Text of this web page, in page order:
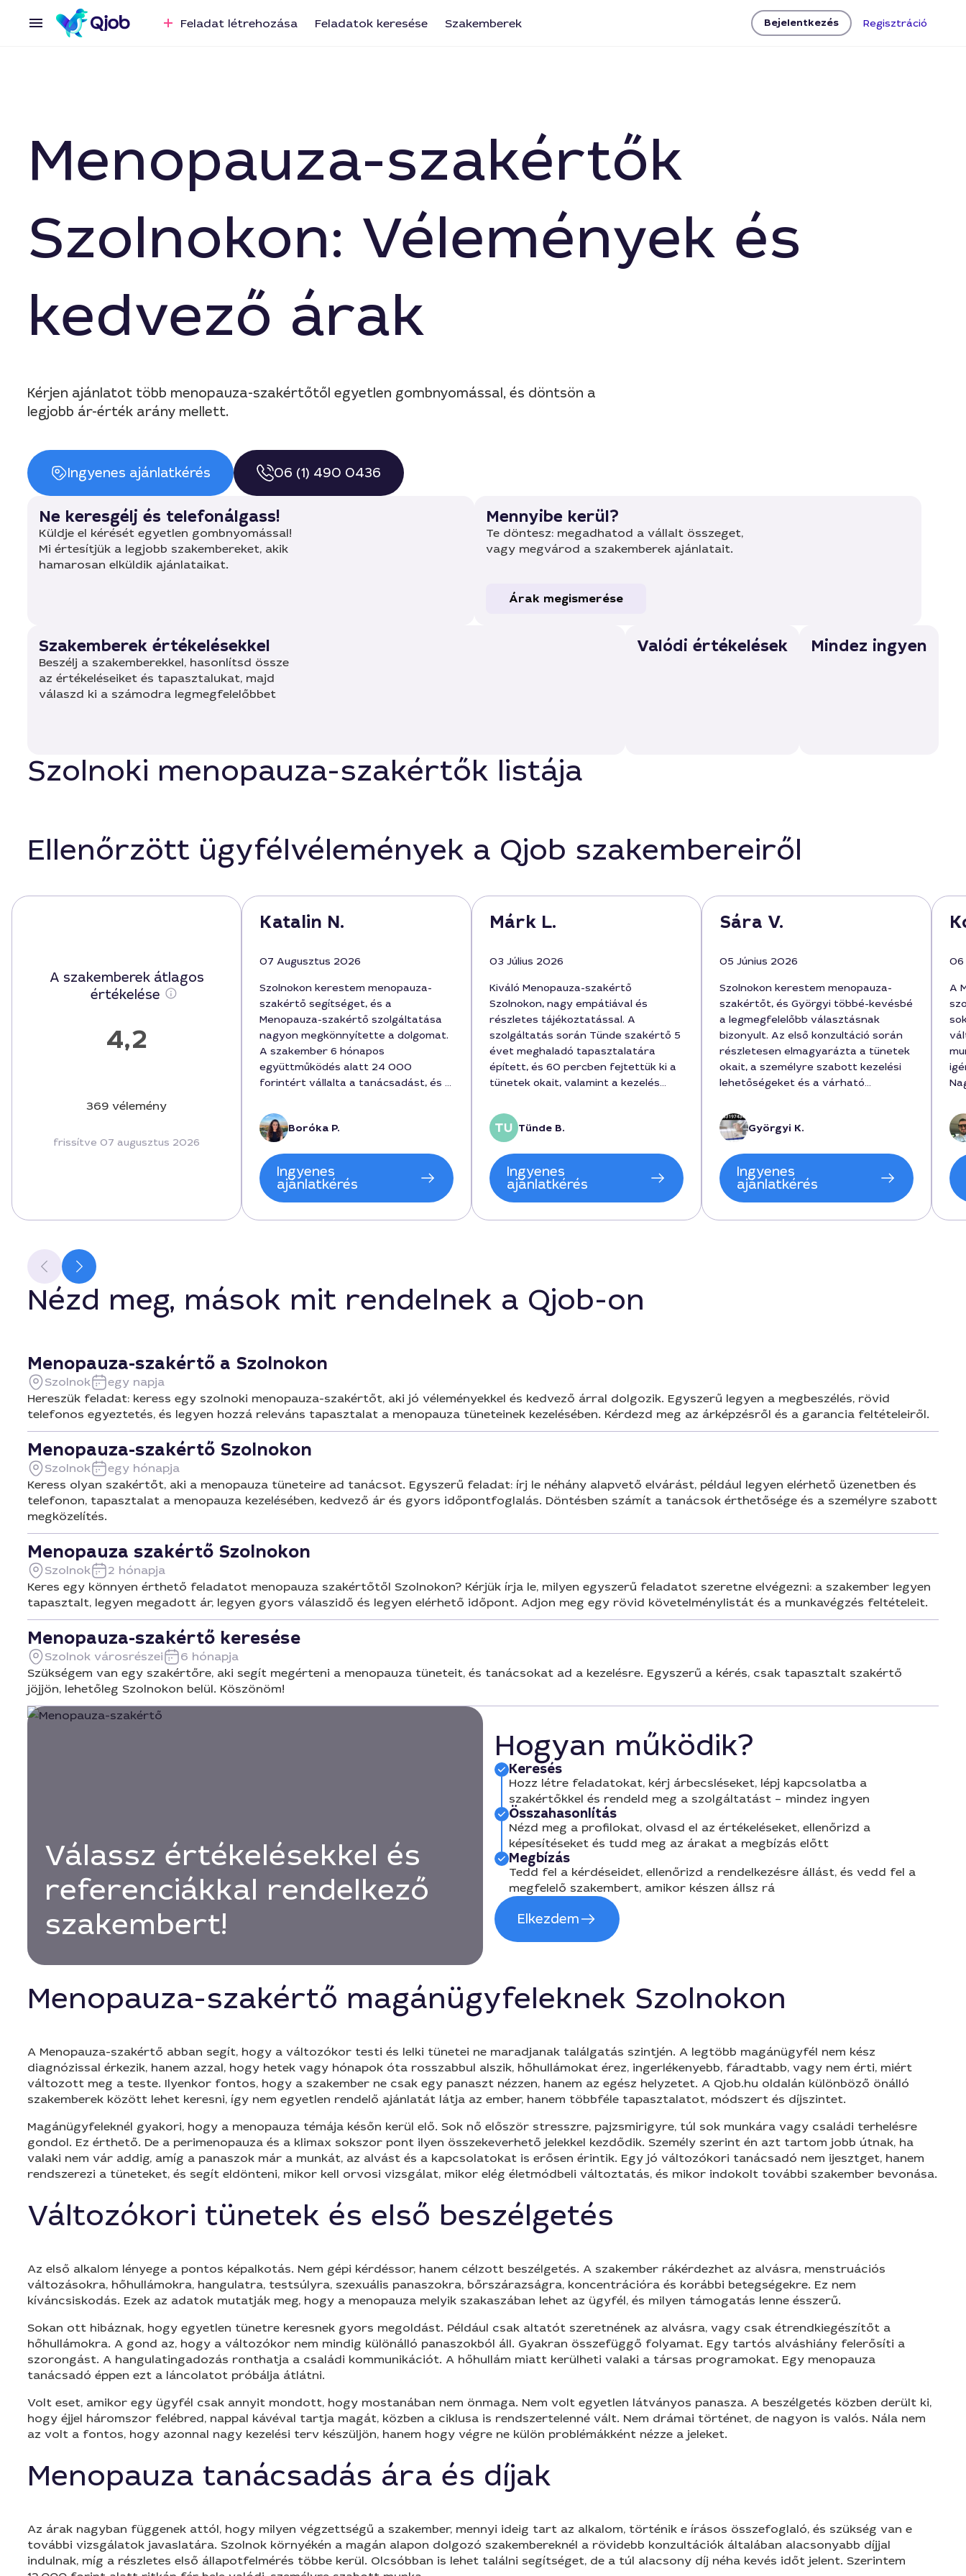
Feladat létrehozása Feladatok keresése Szakemberek Bejelentkezés Regisztráció
Menopauza-szakértők
Szolnokon: Vélemények és
kedvező árak
Kérjen ajánlatot több menopauza-szakértőtől egyetlen gombnyomással, és döntsön a
legjobb ár-érték arány mellett.
Ingyenes ajánlatkérés 06 (1) 490 0436
Ne keresgélj és telefonálgass!
Küldje el kérését egyetlen gombnyomással!
Mi értesítjük a legjobb szakembereket, akik
hamarosan elküldik ajánlataikat.
Mennyibe kerül?
Te döntesz: megadhatod a vállalt összeget,
vagy megvárod a szakemberek ajánlatait.
Árak megismerése
Szakemberek értékelésekkel
Beszélj a szakemberekkel, hasonlítsd össze
az értékeléseiket és tapasztalukat, majd
válaszd ki a számodra legmegfelelőbbet
Valódi értékelések Mindez ingyen
Szolnoki menopauza-szakértők listája
Ellenőrzött ügyfélvélemények a Qjob szakembereiről
A szakemberek átlagos
értékelése
4,2
369 vélemény
frissítve 07 augusztus 2026
Katalin N.
07 Augusztus 2026
Szolnokon kerestem menopauza-
szakértő segítséget, és a
Menopauza-szakértő szolgáltatása
nagyon megkönnyítette a dolgomat.
A szakember 6 hónapos
együttműködés alatt 24 000
forintért vállalta a tanácsadást, és a
praktikus iránymutatásokat kaptam.
Megnyugtató, hogy személyre
szabott megoldásokat kínálnak a
városban található szakértői
csapatból. Hálás vagyok a
szakértelemért és a kedvességért.
Boróka P.
Ingyenes
ajánlatkérés
Márk L.
03 Július 2026
Kiváló Menopauza-szakértő
Szolnokon, nagy empátiával és
részletes tájékoztatással. A
szolgáltatás során Tünde szakértő 5
évet meghaladó tapasztalatára
épített, és 60 percben fejtettük ki a
tünetek okait, valamint a kezelés
volt. A hozzájárulásért megérte az
ár, mert világos tervet kaptam és a
városban található
legbiztonságosabb megoldásokat
kaptam.
Tünde B.
Ingyenes
ajánlatkérés
Sára V.
05 Június 2026
Szolnokon kerestem menopauza-
szakértőt, és Györgyi többé-kevésbé
a legmegfelelőbb választásnak
bizonyult. Az első konzultáció során
részletesen elmagyarázta a tünetek
okait, a személyre szabott kezelési
lehetőségeket és a várható
150000 forint volt, a kezelés 12 heti
ütemezéssel zajlott. Az ütemterv és
ami nagyon megnyugtató volt.
Györgyi K.
Ingyenes
ajánlatkérés
06
A
Nézd meg, mások mit rendelnek a Qjob-on
Menopauza-szakértő a Szolnokon
Szolnok
egy napja
Hereszük feladat: keress egy szolnoki menopauza-szakértőt, aki jó véleményekkel és kedvező árral dolgozik. Egyszerű legyen a megbeszélés, rövid
telefonos egyeztetés, és legyen hozzá releváns tapasztalat a menopauza tüneteinek kezelésében. Kérdezd meg az árképzésről és a garancia feltételeiről.
Menopauza-szakértő Szolnokon
Szolnok
egy hónapja
Keress olyan szakértőt, aki a menopauza tüneteire ad tanácsot. Egyszerű feladat: írj le néhány alapvető elvárást, például legyen elérhető üzenetben és
telefonon, tapasztalat a menopauza kezelésében, kedvező ár és gyors időpontfoglalás. Döntésben számít a tanácsok érthetősége és a személyre szabott
megközelítés.
Menopauza szakértő Szolnokon
Szolnok
2 hónapja
Keres egy könnyen érthető feladatot menopauza szakértőtől Szolnokon? Kérjük írja le, milyen egyszerű feladatot szeretne elvégezni: a szakember legyen
tapasztalt, legyen megadott ár, legyen gyors válaszidő és legyen elérhető időpont. Adjon meg egy rövid követelménylistát és a munkavégzés feltételeit.
Menopauza-szakértő keresése
Szolnok városrészei
6 hónapja
Szükségem van egy szakértőre, aki segít megérteni a menopauza tüneteit, és tanácsokat ad a kezelésre. Egyszerű a kérés, csak tapasztalt szakértő
jöjjön, lehetőleg Szolnokon belül. Köszönöm!
Válassz értékelésekkel és
referenciákkal rendelkező
szakembert!
Hogyan működik?
Keresés
Hozz létre feladatokat, kérj árbecsléseket, lépj kapcsolatba a
szakértőkkel és rendeld meg a szolgáltatást – mindez ingyen
Összahasonlítás
Nézd meg a profilokat, olvasd el az értékeléseket, ellenőrizd a
képesítéseket és tudd meg az árakat a megbízás előtt
Megbízás
Tedd fel a kérdéseidet, ellenőrizd a rendelkezésre állást, és vedd fel a
megfelelő szakembert, amikor készen állsz rá
Elkezdem
Menopauza-szakértő magánügyfeleknek Szolnokon
A Menopauza-szakértő abban segít, hogy a változókor testi és lelki tünetei ne maradjanak találgatás szintjén. A legtöbb magánügyfél nem kész
diagnózissal érkezik, hanem azzal, hogy hetek vagy hónapok óta rosszabbul alszik, hőhullámokat érez, ingerlékenyebb, fáradtabb, vagy nem érti, miért
változott meg a teste. Ilyenkor fontos, hogy a szakember ne csak egy panaszt nézzen, hanem az egész helyzetet. A Qjob.hu oldalán különböző önálló
szakemberek között lehet keresni, így nem egyetlen rendelő ajánlatát látja az ember, hanem többféle tapasztalatot, módszert és díjszintet.
Magánügyfeleknél gyakori, hogy a menopauza témája későn kerül elő. Sok nő először stresszre, pajzsmirigyre, túl sok munkára vagy családi terhelésre
gondol. Ez érthető. De a perimenopauza és a klimax sokszor pont ilyen összekeverhető jelekkel kezdődik. Személy szerint én azt tartom jobb útnak, ha
valaki nem vár addig, amíg a panaszok már a munkát, az alvást és a kapcsolatokat is erősen érintik. Egy jó változókori tanácsadó nem ijesztget, hanem
rendszerezi a tüneteket, és segít eldönteni, mikor kell orvosi vizsgálat, mikor elég életmódbeli változtatás, és mikor indokolt további szakember bevonása.
Változókori tünetek és első beszélgetés
Az első alkalom lényege a pontos képalkotás. Nem gépi kérdéssor, hanem célzott beszélgetés. A szakember rákérdezhet az alvásra, menstruációs
változásokra, hőhullámokra, hangulatra, testsúlyra, szexuális panaszokra, bőrszárazságra, koncentrációra és korábbi betegségekre. Ez nem
kíváncsiskodás. Ezek az adatok mutatják meg, hogy a menopauza melyik szakaszában lehet az ügyfél, és milyen támogatás lenne ésszerű.
Sokan ott hibáznak, hogy egyetlen tünetre keresnek gyors megoldást. Például csak altatót szeretnének az alvásra, vagy csak étrendkiegészítőt a
hőhullámokra. A gond az, hogy a változókor nem mindig különálló panaszokból áll. Gyakran összefüggő folyamat. Egy tartós alváshiány felerősíti a
szorongást. A hangulatingadozás ronthatja a családi kommunikációt. A hőhullám miatt kerülheti valaki a társas programokat. Egy menopauza
tanácsadó éppen ezt a láncolatot próbálja átlátni.
Volt eset, amikor egy ügyfél csak annyit mondott, hogy mostanában nem önmaga. Nem volt egyetlen látványos panasza. A beszélgetés közben derült ki,
hogy éjjel háromszor felébred, nappal kávéval tartja magát, közben a ciklusa is rendszertelenné vált. Nem drámai történet, de nagyon is valós. Nála nem
az volt a fontos, hogy azonnal nagy kezelési terv készüljön, hanem hogy végre ne külön problémákként nézze a jeleket.
Menopauza tanácsadás ára és díjak
Az árak nagyban függenek attól, hogy milyen végzettségű a szakember, mennyi ideig tart az alkalom, történik e írásos összefoglaló, és szükség van e
további vizsgálatok javaslatára. Szolnok környékén a magán alapon dolgozó szakembereknél a rövidebb konzultációk általában alacsonyabb díjjal
indulnak, míg a részletes első állapotfelmérés többe kerül. Olcsóbban is lehet találni segítséget, de a túl alacsony díj néha kevés időt jelent. Szerintem